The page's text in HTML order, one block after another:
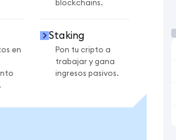
blockchains.
en
Staking
Pon tu cripto a
trabajar y gana
ingresos pasivos.